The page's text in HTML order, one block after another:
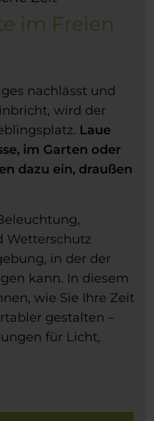
im Freien
nachlässt und
wird der
Laue
im Garten oder
dazu ein, draußen
Wetterschutz
in der der
kann. In diesem
wie Sie Ihre Zeit
gestalten –
für Licht,